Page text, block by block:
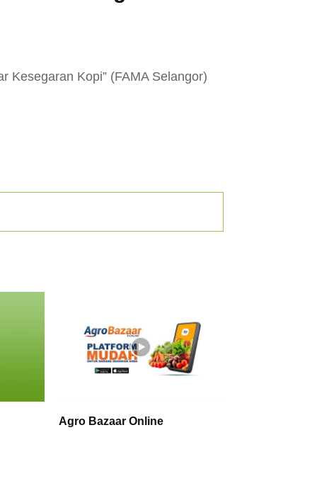
Kesegaran Kopi” (FAMA Selangor)
Agro Bazaar Online